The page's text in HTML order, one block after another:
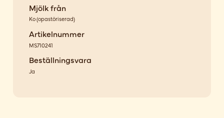
Mjölk från
Ko(opastöriserad)
Artikelnummer
MS710241
Beställningsvara
Ja